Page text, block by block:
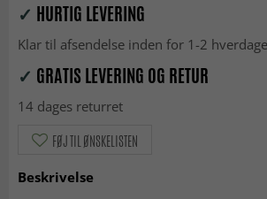
✓ HURTIG LEVERING
Klar til afsendelse inden for 1-2
✓ GRATIS LEVERING OG RETUR
14 dages returret
FØJ TIL ØNSKELISTEN
Beskrivelse